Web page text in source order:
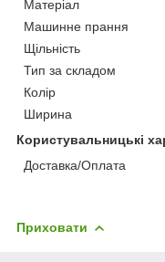
Матеріал
Машинне прання
Щільність
Тип за складом
Колір
Ширина
Користувальницькі
Доставка/Оплата
Приховати